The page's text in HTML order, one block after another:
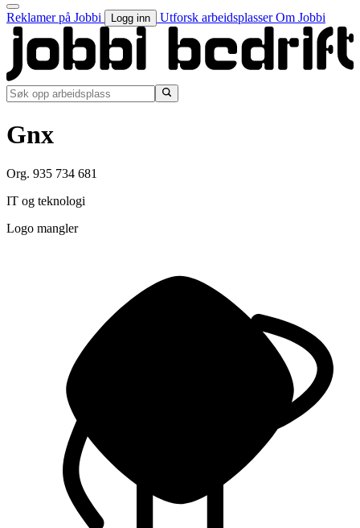
Reklamer på Jobbi Logg inn Utforsk arbeidsplasserOm Jobbi
Gnx
Org. 935 734 681
IT og teknologi
Logo mangler